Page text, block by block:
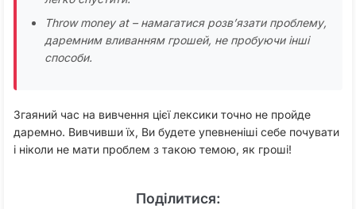
Throw money at – намагатися розв’язати проблему,
даремним вливанням грошей, не пробуючи інші
способи.
Згаяний час на вивчення цієї лексики точно не пройде
даремно. Вивчивши їх, Ви будете упевненіші себе почувати
і ніколи не мати проблем з такою темою, як гроші!
Поділитися: